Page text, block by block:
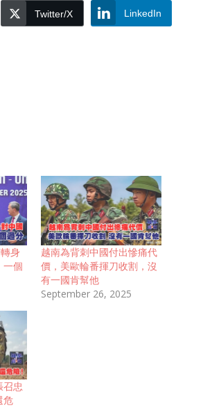
Twitter/X LinkedIn
身
一個
越南為背刺中國付出慘痛代
價，美歐輪番揮刀收割，沒
有一國肯幫他
September 26, 2025
召忠
危